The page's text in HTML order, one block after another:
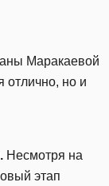
Маракаевой
отлично, но и
Несмотря на
этап